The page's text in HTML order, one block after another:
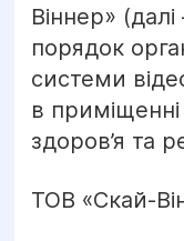
Віннер»
порядок
системи
в
здоров’я та
ТОВ «Скай-